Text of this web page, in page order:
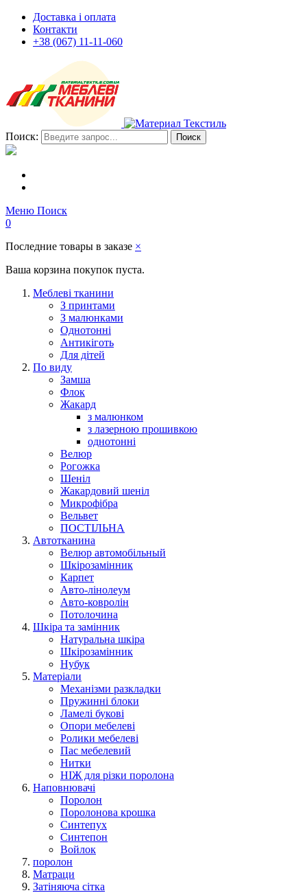
Доставка і оплата
Контакти
+38 (067) 11-11-060
Поиск: Поиск
Меню Поиск
0
Последние товары в заказе ×
Ваша корзина покупок пуста.
Меблеві тканини
З принтами
З малюнками
Однотонні
Антикіготь
Для дітей
По виду
Замша
Флок
Жакард
з малюнком
з лазерною прошивкою
однотонні
Велюр
Рогожка
Шеніл
Жакардовий шеніл
Микрофібра
Вельвет
ПОСТІЛЬНА
Автотканина
Велюр автомобільный
Шкірозамінник
Карпет
Авто-лінолеум
Авто-ковролін
Потолочина
Шкіра та замінник
Натуральна шкіра
Шкірозамінник
Нубук
Матеріали
Механізми разкладки
Пружинні блоки
Ламелі букові
Опори мебелеві
Ролики мебелеві
Пас мебелевий
Нитки
НІЖ для різки поролона
Наповнювачі
Поролон
Поролонова крошка
Синтепух
Синтепон
Войлок
поролон
Матраци
Затіняюча сітка